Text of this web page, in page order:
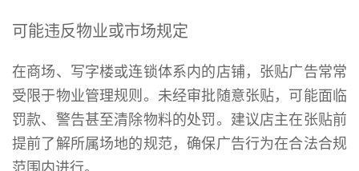
可能违反物业或市场规定
在商场、写字楼或连锁体系内的店铺，张贴广告常常
受限于物业管理规则。未经审批随意张贴，可能面临
罚款、警告甚至清除物料的处罚。建议店主在张贴前
提前了解所属场地的规范，确保广告行为在合法合规
范围内进行。